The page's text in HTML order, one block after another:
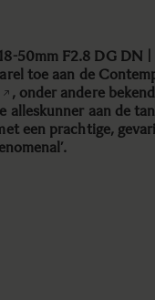
50mm F2.8 DG DN
toe aan de
, onder andere
alleskunner aan de
een prachtige,